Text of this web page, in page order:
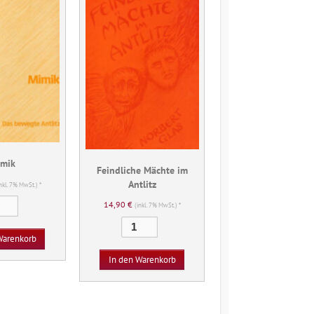
7% MwSt.) *
Menge
Feindliche Mächte im
Antlitz
14,90 € (inkl. 7% MwSt.) *
Mächte
im
Antlitz
Menge
In den Warenkorb